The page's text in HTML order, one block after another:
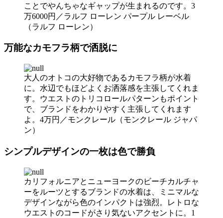
ことでやんちゃなギャップが生まれるのです。3
万6000円／ラルフ ローレン パープル レーベル
（ラルフ ローレン）
万能なカモフラ柄で洒脱に
大人のオトコの大好物であるカモフラ柄が水着
に。水辺でもほどよくお洒落感を主張してくれま
す。ウエストのトリコロールパターンもポイント
で、ブランドをわかりやすく主張してくれます
よ。4万円／モンクレール（モンクレール ジャパ
ン）
シンプルデザインの一枚は色で勝負
カリフォルニアとニューヨークのビーチカルチャ
ーをルーツとするブランドの水着は、ミニマルな
デザインながら色のインパクトは強烈。レトロな
ウエストのコードがさり気ないアクセントに。1